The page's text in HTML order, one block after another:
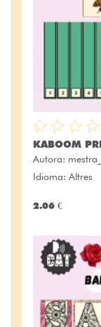
KABOOM
Autora:
Idioma: Altres
2.06 €